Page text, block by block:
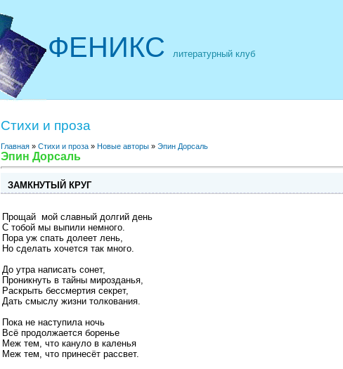
ФЕНИКС литературный клуб
Стихи и проза
Главная » Стихи и проза » Новые авторы » Эпин Дорсаль
Эпин Дорсаль
ЗАМКНУТЫЙ КРУГ
Прощай мой славный долгий день
С тобой мы выпили немного.
Пора уж спать долеет лень,
Но сделать хочется так много.
До утра написать сонет,
Проникнуть в тайны мирозданья,
Раскрыть бессмертия секрет,
Дать смыслу жизни толкования.
Пока не наступила ночь
Всё продолжается боренье
Меж тем, что кануло в каленья
Меж тем, что принесёт рассвет.